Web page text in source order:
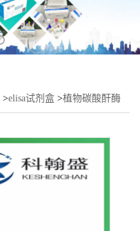
>elisa试剂盒 >植物碳酸酐酶